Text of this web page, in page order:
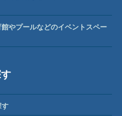
やプールなどのイベントスペー
す